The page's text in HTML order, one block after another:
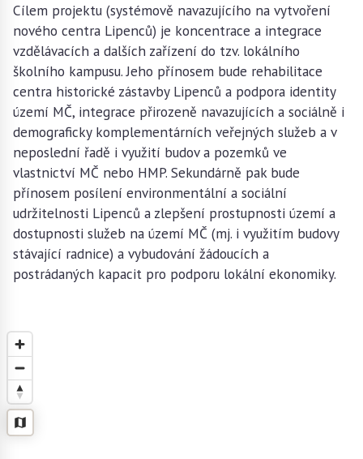
Cílem projektu (systémově navazujícího na vytvoření
nového centra Lipenců) je koncentrace a integrace
vzdělávacích a dalších zařízení do tzv. lokálního
školního kampusu. Jeho přínosem bude rehabilitace
centra historické zástavby Lipenců a podpora identity
území MČ, integrace přirozeně navazujících a sociálně i
demograficky komplementárních veřejných služeb a v
neposlední řadě i využití budov a pozemků ve
vlastnictví MČ nebo HMP. Sekundárně pak bude
přínosem posílení environmentální a sociální
udržitelnosti Lipenců a zlepšení prostupnosti území a
dostupnosti služeb na území MČ (mj. i využitím budovy
stávající radnice) a vybudování žádoucích a
postrádaných kapacit pro podporu lokální ekonomiky.